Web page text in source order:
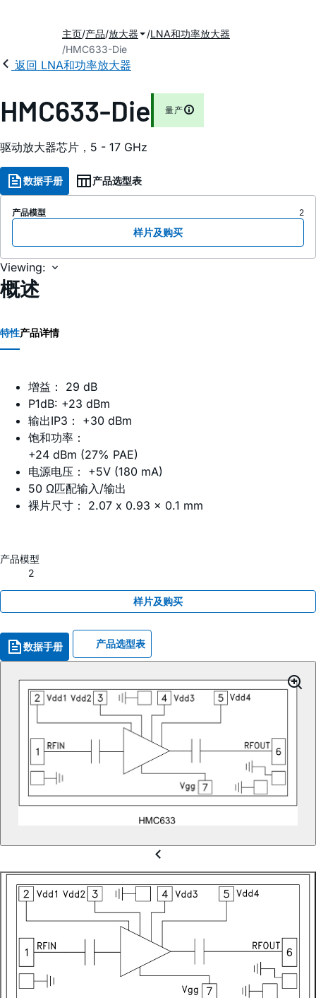
主页 产品 放大器
LNA和功率放大器
HMC633-Die
返回 LNA和功率放大器
HMC633-Die 量产
驱动放大器芯片，5 - 17 GHz
数据手册 产品选型表
产品模型 2
样片及购买
Viewing:
概述
特性产品详情
增益： 29 dB
P1dB: +23 dBm
输出IP3： +30 dBm
饱和功率：
+24 dBm (27% PAE)
电源电压： +5V (180 mA)
50 Ω匹配输入/输出
裸片尺寸： 2.07 x 0.93 x 0.1 mm
产品模型
2
样片及购买
数据手册 产品选型表